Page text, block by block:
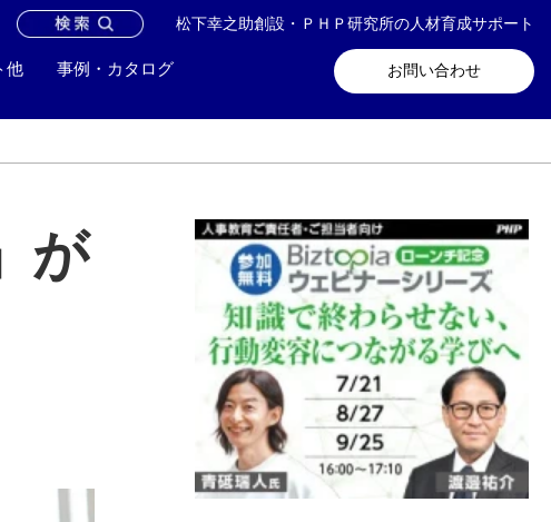
松下幸之助創設・ＰＨＰ研究所の人材育成サポート
お問い合わせ
他 事例・カタログ
お問い合わせ メールマガジン登録
が